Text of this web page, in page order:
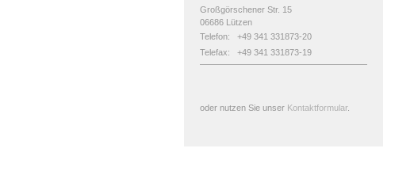
Großgörschener Str. 15
06686 Lützen
Telefon: +49 341 331873-20​
Telefax: +49 341 331873-19
oder nutzen Sie unser Kontaktformular.